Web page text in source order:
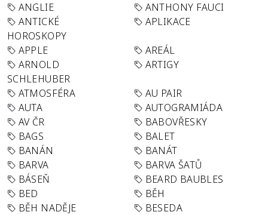
ANGLIE
ANTHONY FAUCI
ANTICKÉ
HOROSKOPY
APLIKACE
APPLE
AREÁL
ARNOLD
SCHLEHUBER
ARTIGY
ATMOSFÉRA
AU PAIR
AUTA
AUTOGRAMIÁDA
AV ČR
BABOVŘESKY
BAGS
BALET
BANÁN
BANÁT
BARVA
BARVA ŠATŮ
BÁSEŇ
BEARD BAUBLES
BED
BĚH
BĚH NADĚJE
BESEDA